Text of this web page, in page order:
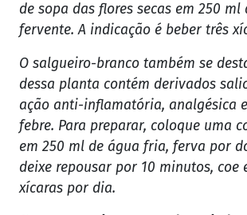
de sopa das flores secas em 250 ml
fervente. A indicação é beber três
O salgueiro-branco também se
dessa planta contém derivados
ação anti-inflamatória, analgésica
febre. Para preparar, coloque uma
em 250 ml de água fria, ferva por
deixe repousar por 10 minutos, coe
xícaras por dia.